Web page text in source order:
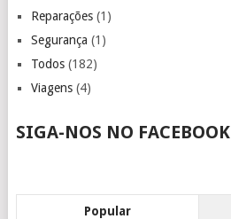
Reparações(1)
Segurança (1)
Todos(182)
Viagens(4)
SIGA-NOS NO FACEBOOK
Popular